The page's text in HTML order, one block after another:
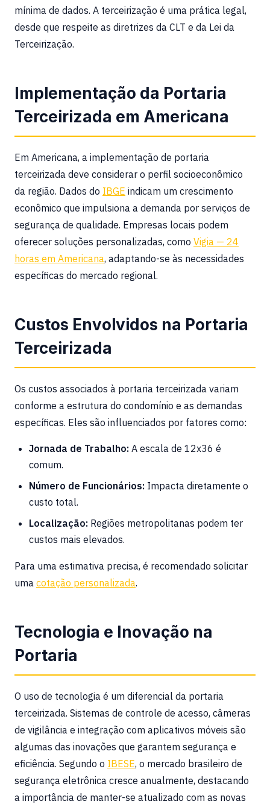
mínima de dados. A terceirização é uma prática legal,
desde que respeite as diretrizes da CLT e da Lei da
Terceirização.
Implementação da Portaria
Terceirizada em Americana
Em Americana, a implementação de portaria
terceirizada deve considerar o perfil socioeconômico
da região. Dados do IBGE indicam um crescimento
econômico que impulsiona a demanda por serviços de
segurança de qualidade. Empresas locais podem
oferecer soluções personalizadas, como Vigia — 24
horas em Americana, adaptando-se às necessidades
específicas do mercado regional.
Custos Envolvidos na Portaria
Terceirizada
Os custos associados à portaria terceirizada variam
conforme a estrutura do condomínio e as demandas
específicas. Eles são influenciados por fatores como:
Jornada de Trabalho: A escala de 12x36 é
comum.
Número de Funcionários: Impacta diretamente o
custo total.
Localização: Regiões metropolitanas podem ter
custos mais elevados.
Para uma estimativa precisa, é recomendado solicitar
uma cotação personalizada.
Tecnologia e Inovação na
Portaria
O uso de tecnologia é um diferencial da portaria
terceirizada. Sistemas de controle de acesso, câmeras
de vigilância e integração com aplicativos móveis são
algumas das inovações que garantem segurança e
eficiência. Segundo o IBESE, o mercado brasileiro de
segurança eletrônica cresce anualmente, destacando
a importância de manter-se atualizado com as novas